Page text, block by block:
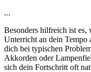
...
Besonders hilfreich ist es,
Unterricht an dein Tempo
dich bei typischen
Akkorden oder
sich dein Fortschritt oft